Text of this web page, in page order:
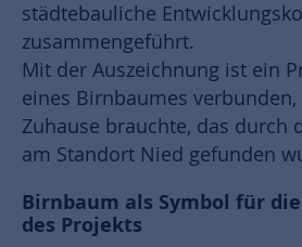
städtebauliche
zusammengeführt.
Mit der Auszeichnung ist ein
eines Birnbaumes
Zuhause brauchte, das durch
am Standort Nied gefunden
Birnbaum als Symbol für
des Projekts